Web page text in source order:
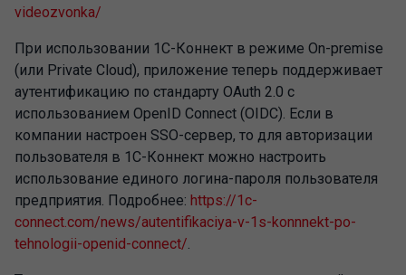
videozvonka/
При использовании 1С-Коннект в режиме On-premise
(или Private Cloud), приложение теперь поддерживает
аутентификацию по стандарту OAuth 2.0 с
использованием OpenID Connect (OIDC). Если в
компании настроен SSO-сервер, то для авторизации
пользователя в 1С-Коннект можно настроить
использование единого логина-пароля пользователя
предприятия. Подробнее: https://1c-
connect.com/news/autentifikaciya-v-1s-konnnekt-po-
tehnologii-openid-connect/.